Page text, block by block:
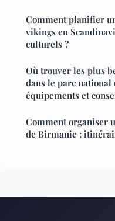
Comment planifier
vikings en
culturels ?
Où trouver les plus
dans le parc national
équipements et
Comment organiser
de Birmanie :